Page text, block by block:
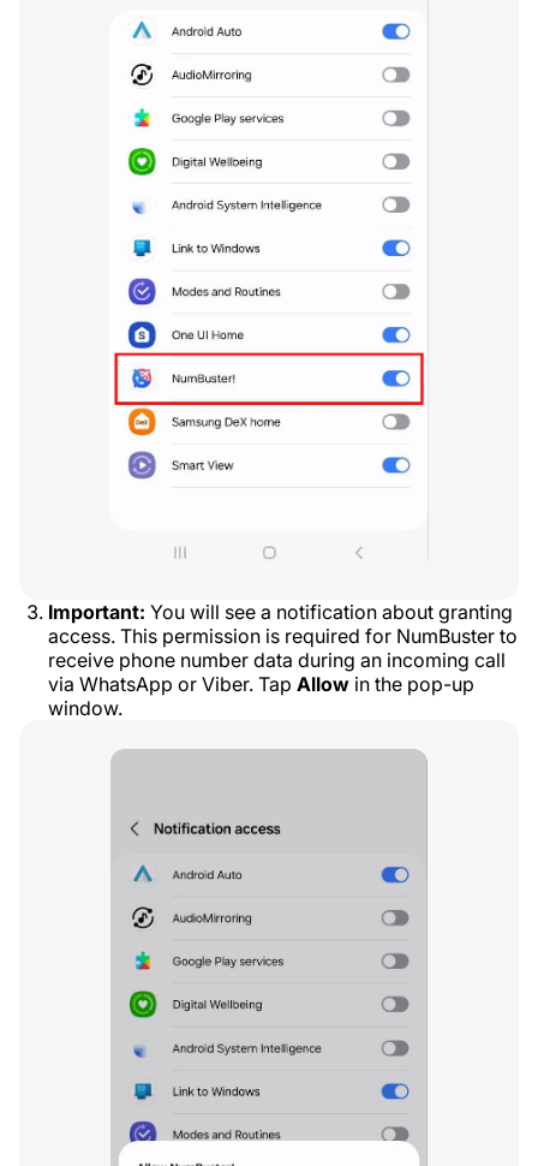
Important: You will see a notification about granting
access. This permission is required for NumBuster to
receive phone number data during an incoming call
via WhatsApp or Viber. Tap Allow in the pop-up
window.